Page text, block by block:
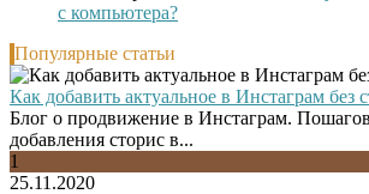
с компьютера?
Популярные статьи
Как добавить актуальное в Инстаграм без
Блог о продвижение в Инстаграм.
добавления сторис в...
1
25.11.2020